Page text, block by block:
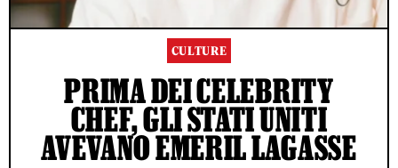
CULTURE
PRIMA DEI CELEBRITY
CHEF, GLI STATI UNITI
AVEVANO EMERIL LAGASSE